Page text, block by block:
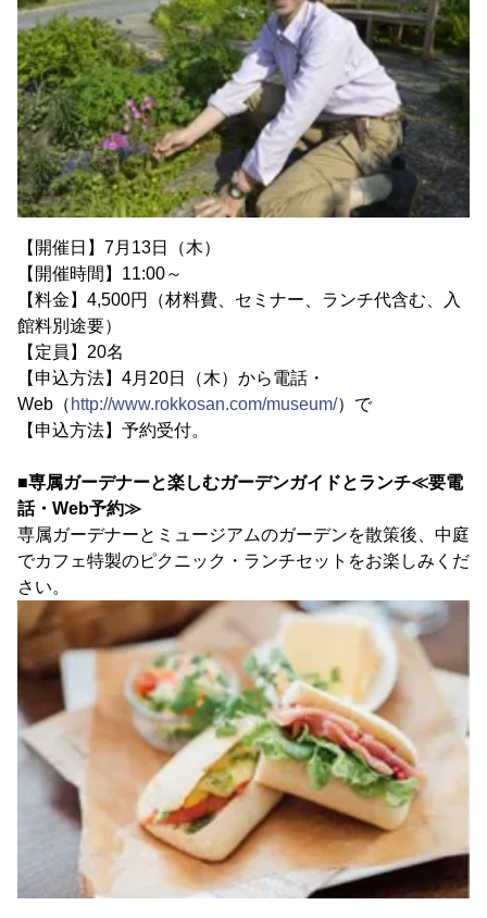
【開催日】7月13日（木）
【開催時間】11:00～
【料金】4,500円（材料費、セミナー、ランチ代含む、入
館料別途要）
【定員】20名
【申込方法】4月20日（木）から電話・
Web（ http://www.rokkosan.com/museum/）で
【申込方法】予約受付。
■専属ガーデナーと楽しむガーデンガイドとランチ≪要電
話・Web予約≫
専属ガーデナーとミュージアムのガーデンを散策後、中庭
でカフェ特製のピクニック・ランチセットをお楽しみくだ
さい。